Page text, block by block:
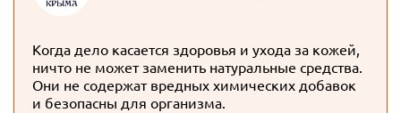
Когда дело касается здоровья и ухода за кожей,
ничто не может заменить натуральные средства.
Они не содержат вредных химических добавок
и безопасны для организма.